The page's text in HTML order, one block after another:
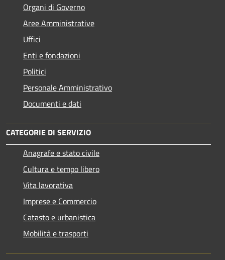
Organi di Governo
Aree Amministrative
Uffici
Enti e fondazioni
Politici
Personale Amministrativo
Documenti e dati
CATEGORIE DI SERVIZIO
Anagrafe e stato civile
Cultura e tempo libero
Vita lavorativa
Imprese e Commercio
Catasto e urbanistica
Mobilità e trasporti